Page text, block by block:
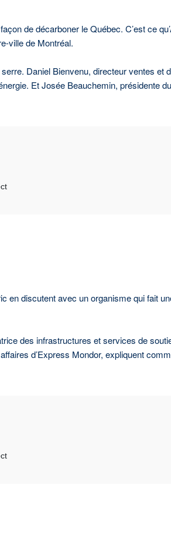
de décarboner le Québec. C’est ce
ville de Montréal.
Daniel Bienvenu, directeur ventes et
Et Josée Beauchemin, présidente
en discutent avec un organisme qui fait
des infrastructures et services de
d’Express Mondor, expliquent